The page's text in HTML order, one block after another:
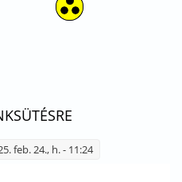
feb. 24., h. - 11:24